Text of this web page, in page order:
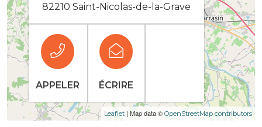
Leaflet | Map data © OpenStreetMap contributors
82210 Saint-Nicolas-de-la-Grave
APPELER ÉCRIRE